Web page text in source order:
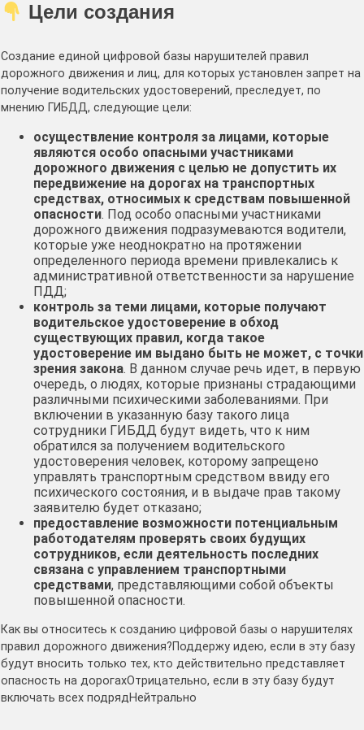
Цели создания
Создание единой цифровой базы нарушителей правил
дорожного движения и лиц, для которых установлен запрет на
получение водительских удостоверений, преследует, по
мнению ГИБДД, следующие цели:
осуществление контроля за лицами, которые
являются особо опасными участниками
дорожного движения с целью не допустить их
передвижение на дорогах на транспортных
средствах, относимых к средствам повышенной
опасности. Под особо опасными участниками
дорожного движения подразумеваются водители,
которые уже неоднократно на протяжении
определенного периода времени привлекались к
административной ответственности за нарушение
ПДД;
контроль за теми лицами, которые получают
водительское удостоверение в обход
существующих правил, когда такое
удостоверение им выдано быть не может, с точки
зрения закона. В данном случае речь идет, в первую
очередь, о людях, которые признаны страдающими
различными психическими заболеваниями. При
включении в указанную базу такого лица
сотрудники ГИБДД будут видеть, что к ним
обратился за получением водительского
удостоверения человек, которому запрещено
управлять транспортным средством ввиду его
психического состояния, и в выдаче прав такому
заявителю будет отказано;
предоставление возможности потенциальным
работодателям проверять своих будущих
сотрудников, если деятельность последних
связана с управлением транспортными
средствами, представляющими собой объекты
повышенной опасности.
Как вы относитесь к созданию цифровой базы о нарушителях
правил дорожного движения?Поддержу идею, если в эту базу
будут вносить только тех, кто действительно представляет
опасность на дорогахОтрицательно, если в эту базу будут
включать всех подрядНейтрально